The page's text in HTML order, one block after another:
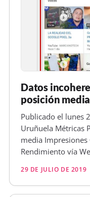
Datos
posición
Publicado el lunes
Uruñuela Métricas
media
Rendimiento vía
Google lanzó
inicialmente fue
29 DE JULIO DE 2019